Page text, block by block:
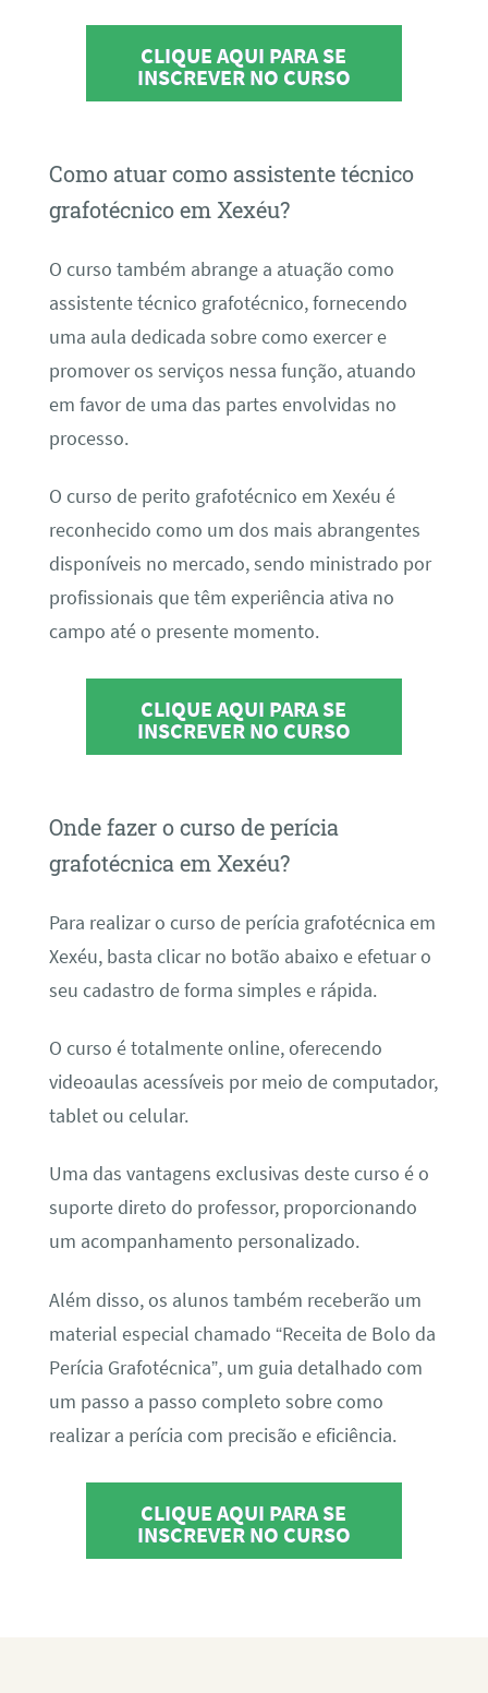
CLIQUE AQUI PARA SE
INSCREVER NO CURSO
Como atuar como assistente técnico
grafotécnico em Xexéu?
O curso também abrange a atuação como
assistente técnico grafotécnico, fornecendo
uma aula dedicada sobre como exercer e
promover os serviços nessa função, atuando
em favor de uma das partes envolvidas no
processo.
O curso de perito grafotécnico em Xexéu é
reconhecido como um dos mais abrangentes
disponíveis no mercado, sendo ministrado por
profissionais que têm experiência ativa no
campo até o presente momento.
CLIQUE AQUI PARA SE
INSCREVER NO CURSO
Onde fazer o curso de perícia
grafotécnica em Xexéu?
Para realizar o curso de perícia grafotécnica em
Xexéu, basta clicar no botão abaixo e efetuar o
seu cadastro de forma simples e rápida.
O curso é totalmente online, oferecendo
videoaulas acessíveis por meio de computador,
tablet ou celular.
Uma das vantagens exclusivas deste curso é o
suporte direto do professor, proporcionando
um acompanhamento personalizado.
Além disso, os alunos também receberão um
material especial chamado “Receita de Bolo da
Perícia Grafotécnica”, um guia detalhado com
um passo a passo completo sobre como
realizar a perícia com precisão e eficiência.
CLIQUE AQUI PARA SE
INSCREVER NO CURSO